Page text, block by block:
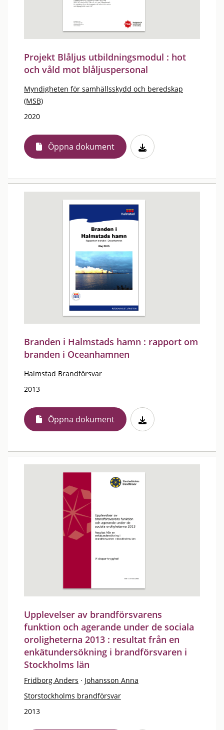
Projekt Blåljus utbildningsmodul : hot
och våld mot blåljuspersonal
Myndigheten för samhällsskydd och beredskap
(MSB)
2020
Öppna dokument
Branden i Halmstads hamn : rapport om
branden i Oceanhamnen
Halmstad Brandförsvar
2013
Öppna dokument
Upplevelser av brandförsvarens
funktion och agerande under de sociala
oroligheterna 2013 : resultat från en
enkätundersökning i brandförsvaren i
Stockholms län
Fridborg Anders · Johansson Anna
Storstockholms brandförsvar
2013